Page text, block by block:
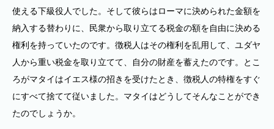
使える下級役人でした。そして彼らはローマに決められた金額を
納入する替わりに、民衆から取り立てる税金の額を自由に決める
権利を持っていたのです。徴税人はその権利を乱用して、ユダヤ
人から重い税金を取り立てて、自分の財産を蓄えたのです。とこ
ろがマタイはイエス様の招きを受けたとき、徴税人の特権をすぐ
にすべて捨てて従いました。マタイはどうしてそんなことができ
たのでしょうか。